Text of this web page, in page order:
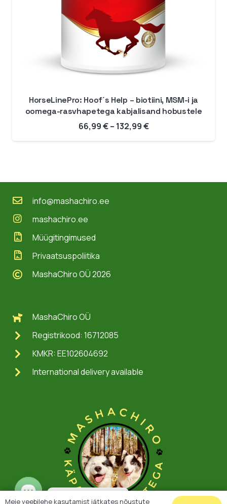
HorseLinePro: Hoof´s Help – biotiini, MSM-i ja
oomega-rasvhapetega kabjalisand hobustele
66,99€ – 132,99€Hinnavahemik:
66,99 €
MashaChiro OÜ
Registrikood: 16712085
KMKR: EE102604692
International delivery available
info@mashachiro.ee
mashachiro.ee
Müügitingimused
Privaatsuspoliitika
MashaChiro OÜ 2026
Meie veebilehe kasutamist jätkates nõustute